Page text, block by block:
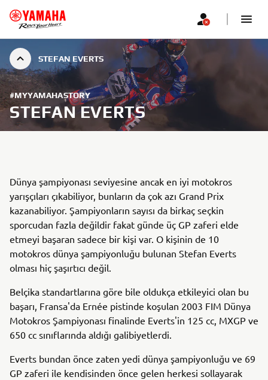
STEFAN EVERTS
#MYYAMAHASTORY
STEFAN EVERTS
Dünya şampiyonası seviyesine ancak en iyi motokros
yarışçıları çıkabiliyor, bunların da çok azı Grand Prix
kazanabiliyor. Şampiyonların sayısı da birkaç seçkin
sporcudan fazla değildir fakat günde üç GP zaferi elde
etmeyi başaran sadece bir kişi var. O kişinin de 10
motokros dünya şampiyonluğu bulunan Stefan Everts
olması hiç şaşırtıcı değil.
Belçika standartlarına göre bile oldukça etkileyici olan bu
başarı, Fransa'da Ernée pistinde koşulan 2003 FIM Dünya
Motokros Şampiyonası finalinde Everts'in 125 cc, MXGP ve
650 cc sınıflarında aldığı galibiyetlerdi.
Everts bundan önce zaten yedi dünya şampiyonluğu ve 69
GP zaferi ile kendisinden önce gelen herkesi sollayarak